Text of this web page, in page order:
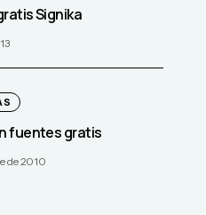
Signika
fuentes gratis
de 2010